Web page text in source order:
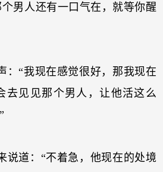
男人还有一口气在，就等你醒
“我现在感觉很好，那我现在
去见见那个男人，让他活这么
道：“不着急，他现在的处境